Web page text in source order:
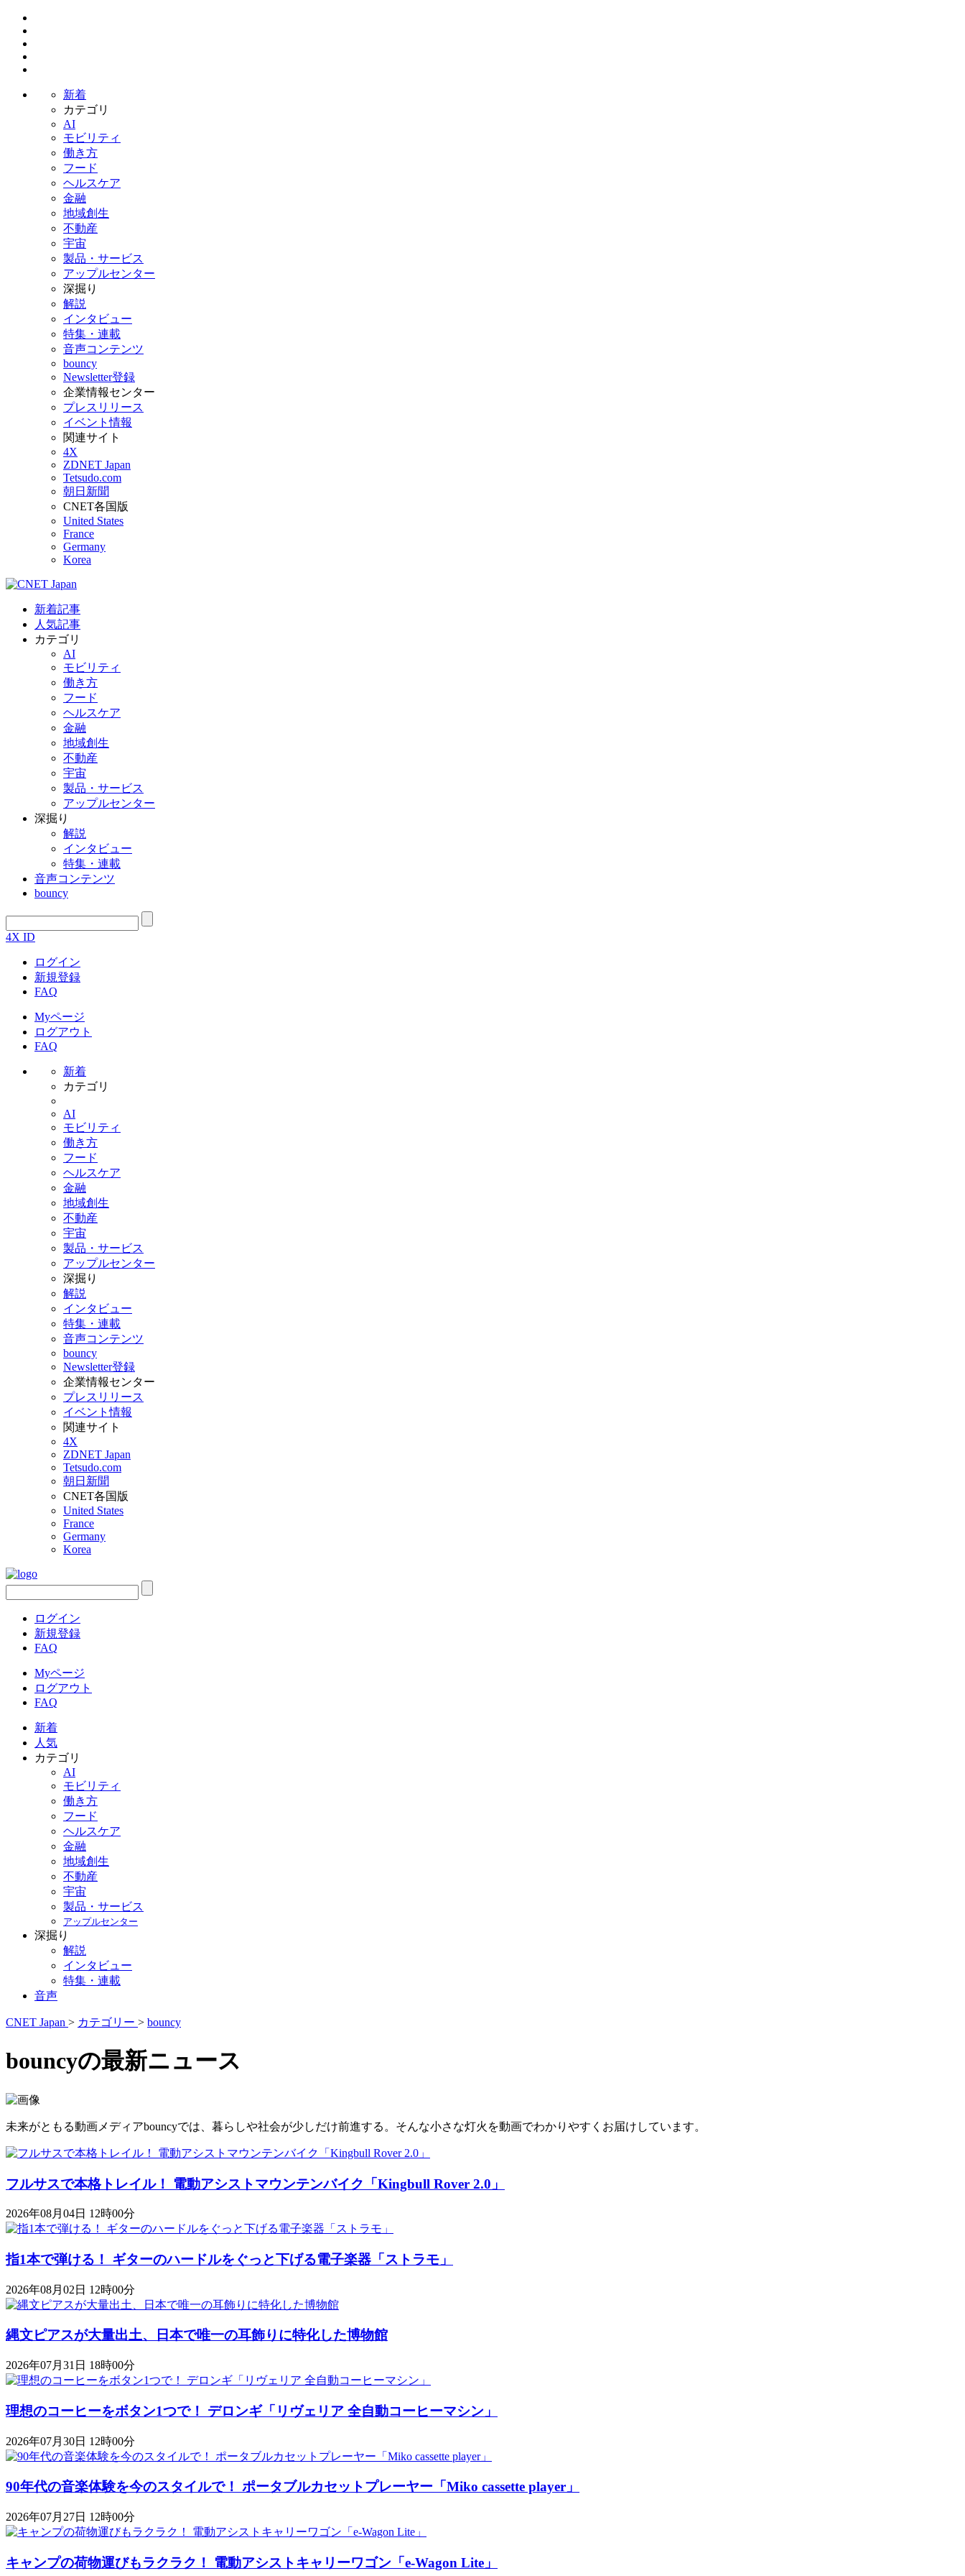
新着
カテゴリ
AI
モビリティ
働き方
フード
ヘルスケア
金融
地域創生
不動産
宇宙
製品・サービス
アップルセンター
深掘り
解説
インタビュー
特集・連載
音声コンテンツ
bouncy
Newsletter登録
企業情報センター
プレスリリース
イベント情報
関連サイト
4X
ZDNET Japan
Tetsudo.com
朝日新聞
CNET各国版
United States
France
Germany
Korea
新着記事
人気記事
カテゴリ
AI
モビリティ
働き方
フード
ヘルスケア
金融
地域創生
不動産
宇宙
製品・サービス
アップルセンター
深掘り
解説
インタビュー
特集・連載
音声コンテンツ
bouncy
4X ID
ログイン
新規登録
FAQ
Myページ
ログアウト
FAQ
新着
カテゴリ
AI
モビリティ
働き方
フード
ヘルスケア
金融
地域創生
不動産
宇宙
製品・サービス
アップルセンター
深掘り
解説
インタビュー
特集・連載
音声コンテンツ
bouncy
Newsletter登録
企業情報センター
プレスリリース
イベント情報
関連サイト
4X
ZDNET Japan
Tetsudo.com
朝日新聞
CNET各国版
United States
France
Germany
Korea
ログイン
新規登録
FAQ
Myページ
ログアウト
FAQ
新着
人気
カテゴリ
AI
モビリティ
働き方
フード
ヘルスケア
金融
地域創生
不動産
宇宙
製品・サービス
アップルセンター
深掘り
解説
インタビュー
特集・連載
音声
CNET Japan > カテゴリー > bouncy
bouncyの最新ニュース
未来がともる動画メディアbouncyでは、暮らしや社会が少しだけ前進する。そんな小さな灯火を動画でわかりやすくお届けしています。
フルサスで本格トレイル！ 電動アシストマウンテンバイク「Kingbull Rover 2.0」
2026年08月04日 12時00分
指1本で弾ける！ ギターのハードルをぐっと下げる電子楽器「ストラモ」
2026年08月02日 12時00分
縄文ピアスが大量出土、日本で唯一の耳飾りに特化した博物館
2026年07月31日 18時00分
理想のコーヒーをボタン1つで！ デロンギ「リヴェリア 全自動コーヒーマシン」
2026年07月30日 12時00分
90年代の音楽体験を今のスタイルで！ ポータブルカセットプレーヤー「Miko cassette player」
2026年07月27日 12時00分
キャンプの荷物運びもラクラク！ 電動アシストキャリーワゴン「​​e-Wagon Lite」